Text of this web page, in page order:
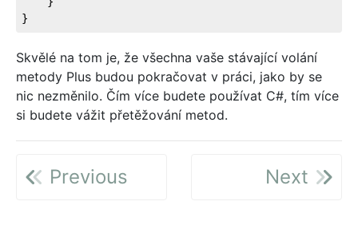
}
Skvělé na tom je, že všechna vaše stávající volání
metody Plus budou pokračovat v práci, jako by se
nic nezměnilo. Čím více budete používat C#, tím více
si budete vážit přetěžování metod.
Previous Next